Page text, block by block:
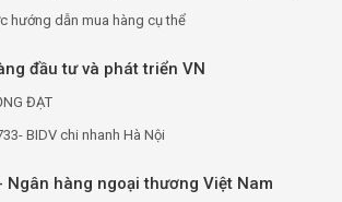
hướng dẫn mua hàng cụ thể
đầu tư và phát triển VN
ĐẠT
BIDV chi nhanh Hà Nội
Ngân hàng ngoại thương Việt Nam